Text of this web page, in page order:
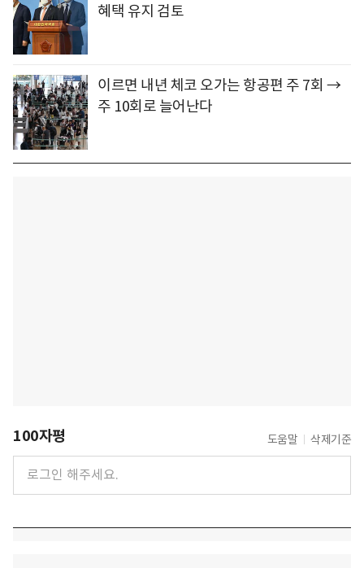
혜택 유지 검토
이르면 내년 체코 오가는 항공편 주 7회 →
주 10회로 늘어난다
100자평 도움말 삭제기준